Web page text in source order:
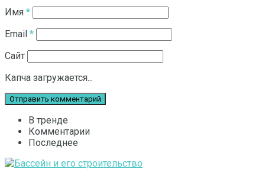
Имя *
Email *
Сайт
Капча загружается...
В тренде
Комментарии
Последнее